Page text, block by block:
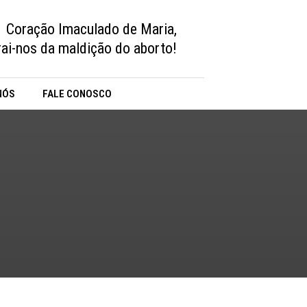
Coração Imaculado de Maria,
nos da maldição do aborto!
FALE CONOSCO